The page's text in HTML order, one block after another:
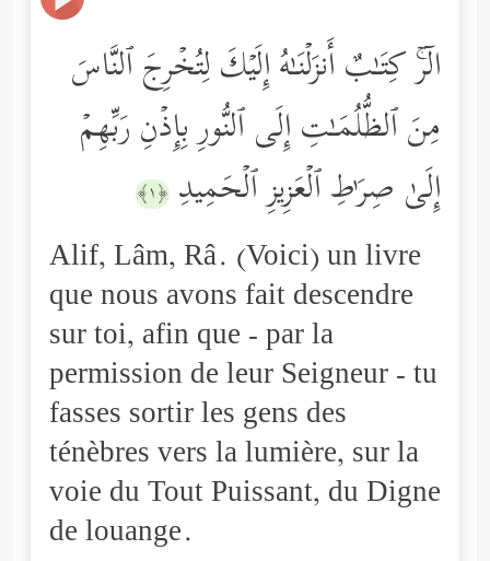
الۤرۚ كِتَـٰبٌ أَنزَلۡنَـٰهُ إِلَیۡكَ لِتُخۡرِجَ ٱلنَّاسَ
مِنَ ٱلظُّلُمَـٰتِ إِلَى ٱلنُّورِ بِإِذۡنِ رَبِّهِمۡ
إِلَىٰ صِرَ ٰ⁠طِ ٱلۡعَزِیزِ ٱلۡحَمِیدِ ﴿١﴾
Alif, Lâm, Râ. (Voici) un livre
que nous avons fait descendre
sur toi, afin que - par la
permission de leur Seigneur - tu
fasses sortir les gens des
ténèbres vers la lumière, sur la
voie du Tout Puissant, du Digne
de louange.